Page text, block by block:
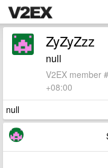
ZyZyZzz
null
V2EX member
+08:00
null